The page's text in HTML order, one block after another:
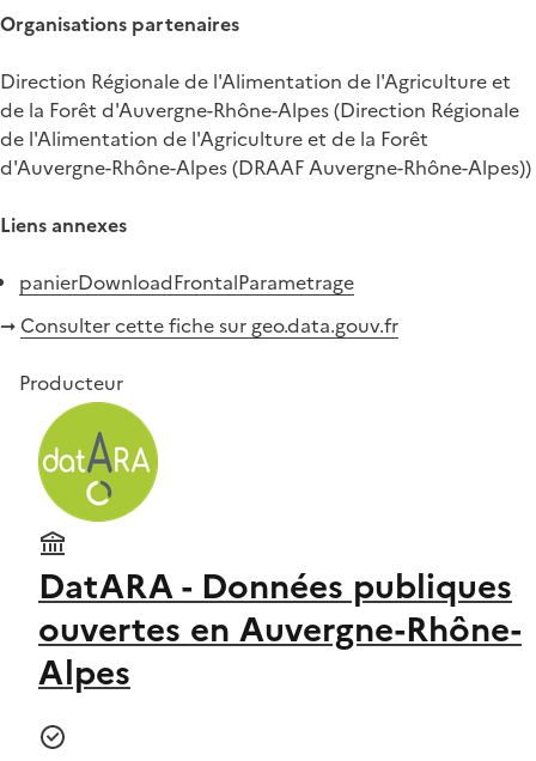
Organisations partenaires
Direction Régionale de l'Alimentation de l'Agriculture et
de la Forêt d'Auvergne-Rhône-Alpes (Direction Régionale
de l'Alimentation de l'Agriculture et de la Forêt
d'Auvergne-Rhône-Alpes (DRAAF Auvergne-Rhône-Alpes))
Liens annexes
panierDownloadFrontalParametrage
➞ Consulter cette fiche sur geo.data.gouv.fr
Producteur
DatARA - Données publiques
ouvertes en Auvergne-Rhône-
Alpes